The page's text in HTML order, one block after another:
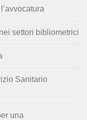
settori bibliometrici
Sanitario
una